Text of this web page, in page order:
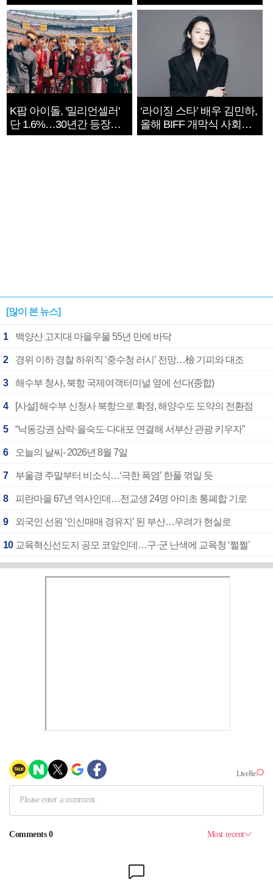
지는 ‘전쟁 속죄’
K팝 아이돌, '밀리언셀러'
단 1.6%…30년간 등장
1182개팀 전수조사
‘라이징 스타’ 배우 김민하,
올해 BIFF 개막식 사회자
확정
[많이 본 뉴스]
1 백양산 고지대 마을우물 55년 만에 바닥
2 경위 이하 경찰 하위직 ‘중수청 러시’ 전망…檢 기피와 대조
3 해수부 청사, 북항 국제여객터미널 옆에 선다(종합)
4 [사설] 해수부 신청사 북항으로 확정, 해양수도 도약의 전환점
5 “낙동강권 삼락·을숙도·다대포 연결해 서부산 관광 키우자”
6 오늘의 날씨- 2026년 8월 7일
7 부울경 주말부터 비소식…‘극한 폭염’ 한풀 꺾일 듯
8 피란마을 67년 역사인데…전교생 24명 아미초 통폐합 기로
9 외국인 선원 ‘인신매매 경유지’ 된 부산…우려가 현실로
10 교육혁신선도지 공모 코앞인데…구·군 난색에 교육청 ‘쩔쩔’